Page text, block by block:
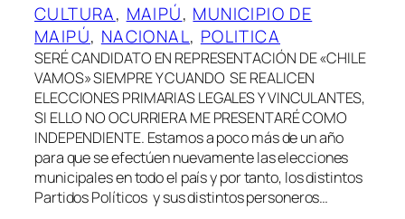
CULTURA, MAIPÚ, MUNICIPIO DE
MAIPÚ, NACIONAL, POLITICA
SERÉ CANDIDATO EN REPRESENTACIÓN DE «CHILE
VAMOS» SIEMPRE Y CUANDO SE REALICEN
ELECCIONES PRIMARIAS LEGALES Y VINCULANTES,
SI ELLO NO OCURRIERA ME PRESENTARÉ COMO
INDEPENDIENTE. Estamos a poco más de un año
para que se efectúen nuevamente las elecciones
municipales en todo el país y por tanto, los distintos
Partidos Políticos y sus distintos personeros…